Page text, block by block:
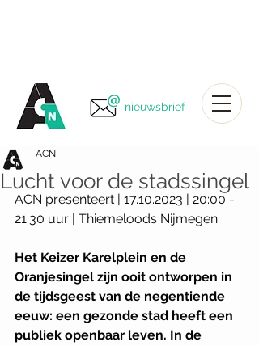
nieuwsbrief
Lucht voor de stadssingel
ACN
ACN presenteert | 17.10.2023 | 20:00 -
21:30 uur | Thiemeloods Nijmegen
Het Keizer Karelplein en de
Oranjesingel zijn ooit ontworpen in
de tijdsgeest van de negentiende
eeuw: een gezonde stad heeft een
publiek openbaar leven. In de